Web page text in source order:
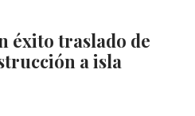
éxito traslado de
a isla